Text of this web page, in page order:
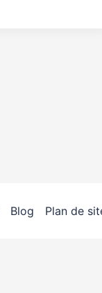
Blog Plan de